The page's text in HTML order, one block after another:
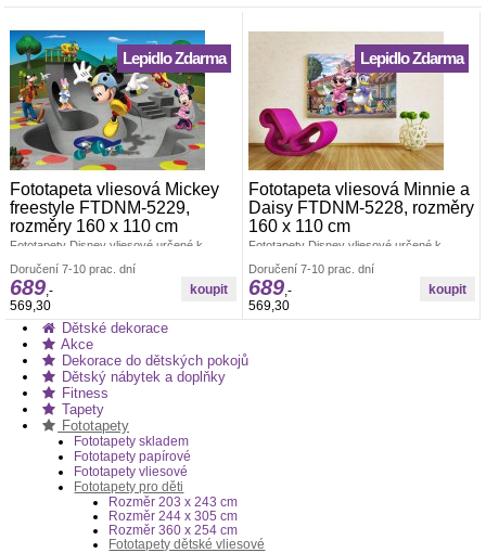
Fototapeta vliesová Mickey
freestyle FTDNM-5229,
rozměry 160 x 110 cm
Fototapety Disney vliesové určené k
Vyrobeno v ČR. Rozměr: š.160 x v.110cm.
Jednoduché lepení fototapety jednoho dílu.
Lepidlo je součástí balení. Lepidlem se
natírá pouze zeď. Fototapety dětské
vliesové minnie
Lepidlo Zdarma
Doručení 7-10 prac. dní
689,-
569,30
Fototapeta vliesová Minnie a
Daisy FTDNM-5228, rozměry
160 x 110 cm
Fototapety Disney vliesové určené k
Vyrobeno v ČR. Rozměr: š.160 x v.110cm.
Jednoduché lepení fototapety jednoho dílu.
Lepidlo je součástí balení. Lepidlem se
natírá pouze zeď. Fototapety pro děti
Lepidlo Zdarma
Doručení 7-10 prac. dní
689,-
569,30
Dětské dekorace
Akce
Dekorace do dětských pokojů
Dětský nábytek a doplňky
Fitness
Tapety
Fototapety
Fototapety skladem
Fototapety papírové
Fototapety vliesové
Fototapety pro děti
Rozměr 203 x 243 cm
Rozměr 244 x 305 cm
Rozměr 360 x 254 cm
Fototapety dětské vliesové